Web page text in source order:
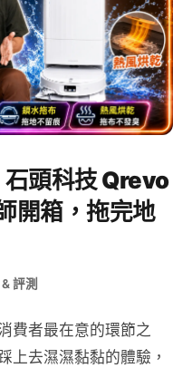
頭科技 Qrevo
開箱，拖完地
評測
費者最在意的環節之
上去濕濕黏黏的體驗，